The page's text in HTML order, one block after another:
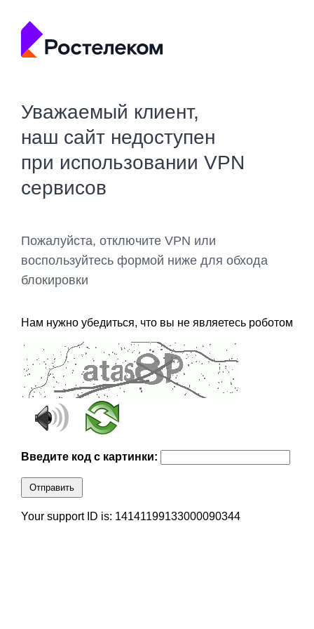
Уважаемый клиент,
наш сайт недоступен
при использовании VPN
сервисов
Пожалуйста, отключите VPN или
воспользуйтесь формой ниже для обхода
блокировки
Нам нужно убедиться, что вы не являетесь роботом
Введите код с картинки:
Отправить
Your support ID is: 14141199133000090344